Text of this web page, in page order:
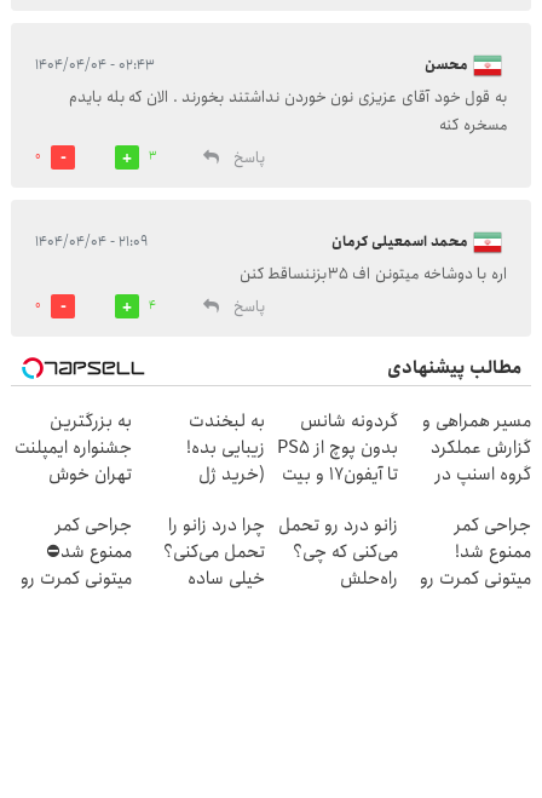
محسن ۰۲:۴۳ - ۱۴۰۴/۰۴/۰۴
به قول خود آقای عزیزی نون خوردن نداشتند بخورند . الان که بله بایدم
مسخره کنه
پاسخ
3
0
محمد اسمعیلی کرمان ۲۱:۰۹ - ۱۴۰۴/۰۴/۰۴
اره با دوشاخه میتونن اف 35بزننساقط کنن
پاسخ
4
0
مطالب پیشنهادی
مسیر همراهی و
گزارش عملکرد
گروه اسنپ در
گردونه شانس
بدون پوچ از PS5
تا آیفون17 و بیت
به لبخندت
زیبایی بده!
(خرید ژل
دندان
با40%تخفیف)
به بزرگترین
جشنواره ایمپلنت
تهران خوش
۲۵ میلیون !
جراحی کمر
ممنوع شد!
میتونی کمرت رو
زانو درد رو تحمل
می‌کنی که چی؟
راه‌حلش
چرا درد زانو را
تحمل می‌کنی؟
خیلی ساده
جراحی کمر
ممنوع شد⛔
میتونی کمرت رو